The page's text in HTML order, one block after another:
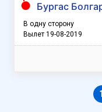
Бургас
В одну сторону
Вылет 19-08-2019